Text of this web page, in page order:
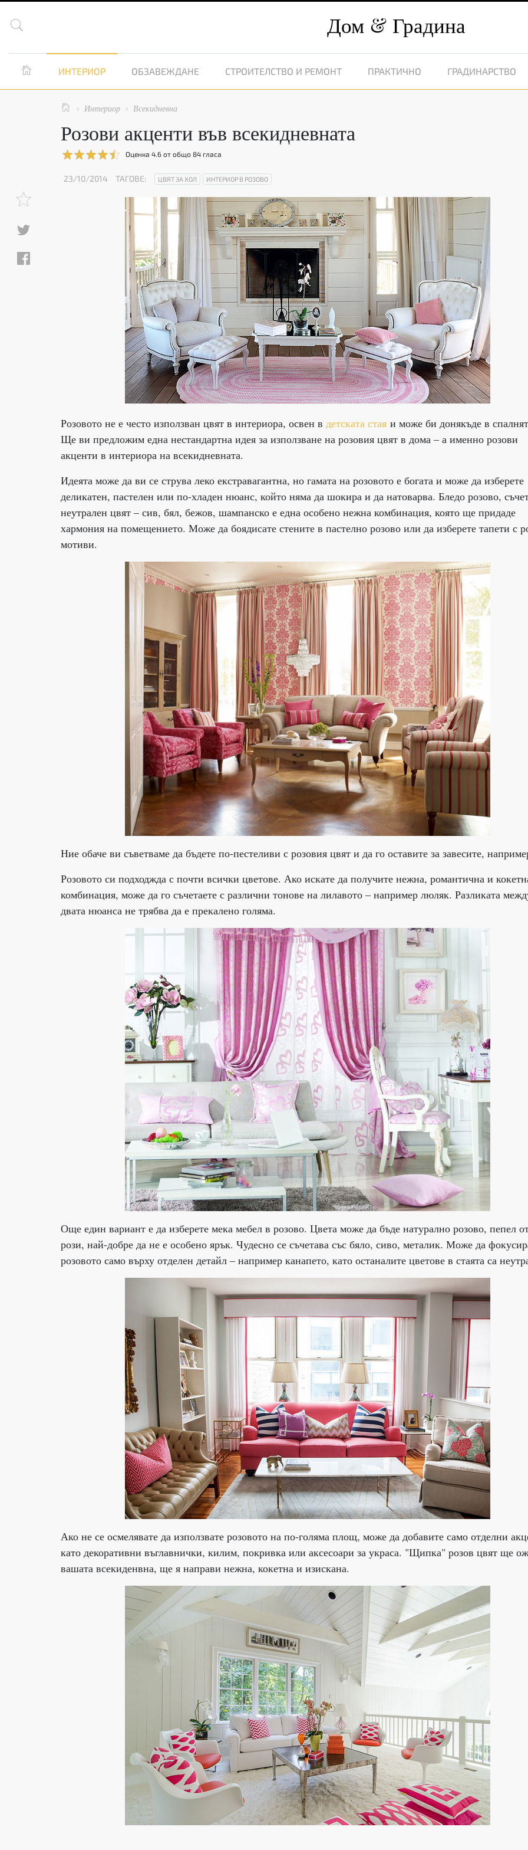
 Дом Градина
 ИНТЕРИОР ОБЗАВЕЖДАНЕ СТРОИТЕЛСТВО И РЕМОНТ ПРАКТИЧНО ГРАДИНАРСТВО
  Интериор  Всекидневна
Розови акценти във всекидневната
Оценка 4.6от общо 84гласа
23/10/2014 ТАГОВЕ: ЦВЯТ ЗА ХОЛ ИНТЕРИОР В РОЗОВО
Розовото не е често използван цвят в интериора, освен в детската стаяи може би донякъде в
Ще ви предложим една нестандартна идея за използване на розовия цвят в дома – а именно розови
акценти в интериора на всекидневната.
Идеята може да ви се струва леко екстравагантна, но гамата на розовото е богата и може да изберете
деликатен, пастелен или по-хладен нюанс, който няма да шокира и да натоварва. Бледо розово,
неутрален цвят – сив, бял, бежов, шампанско е една особено нежна комбинация, която ще придаде
хармония на помещението. Може да боядисате стените в пастелно розово или да изберете тапети с
мотиви.
Ние обаче ви съветваме да бъдете по-пестеливи с розовия цвят и да го оставите за завесите,
Розовото си подходжда с почти всички цветове. Ако искате да получите нежна, романтична и
комбинация, може да го съчетаете с различни тонове на лилавото – например люляк. Разликата
двата нюанса не трябва да е прекалено голяма.
Още един вариант е да изберете мека мебел в розово. Цвета може да бъде натурално розово, пепел
рози, най-добре да не е особено ярък. Чудесно се съчетава със бяло, сиво, металик. Може да
розовото само върху отделен детайл – например канапето, като останалите цветове в стаята са
Ако не се осмелявате да използвате розовото на по-голяма площ, може да добавите само отделни
като декоративни въглавнички, килим, покривка или аксесоари за украса. "Щипка" розов цвят ще
вашата всекиденвна, ще я направи нежна, кокетна и изискана.